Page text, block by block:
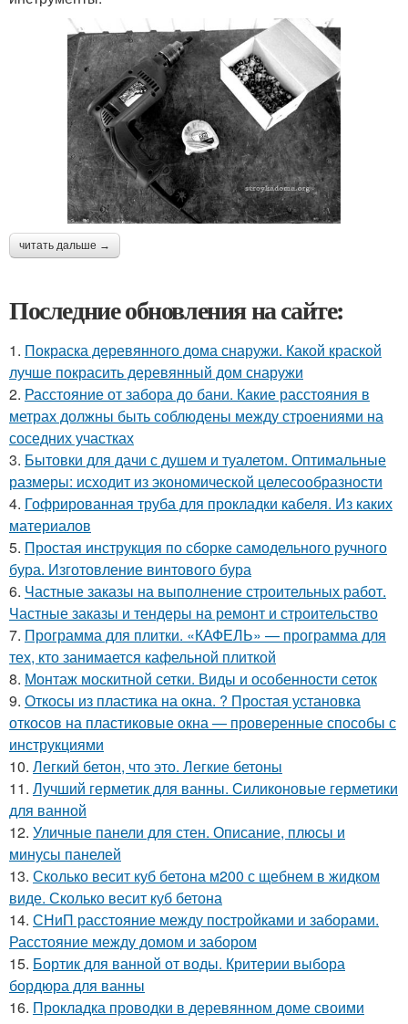
читать дальше →
Последние обновления на сайте:
1. Покраска деревянного дома снаружи. Какой краской
лучше покрасить деревянный дом снаружи
2. Расстояние от забора до бани. Какие расстояния в
метрах должны быть соблюдены между строениями на
соседних участках
3. Бытовки для дачи с душем и туалетом. Оптимальные
размеры: исходит из экономической целесообразности
4. Гофрированная труба для прокладки кабеля. Из каких
материалов
5. Простая инструкция по сборке самодельного ручного
бура. Изготовление винтового бура
6. Частные заказы на выполнение строительных работ.
Частные заказы и тендеры на ремонт и строительство
7. Программа для плитки. «КАФЕЛЬ» — программа для
тех, кто занимается кафельной плиткой
8. Монтаж москитной сетки. Виды и особенности сеток
9. Откосы из пластика на окна. ? Простая установка
откосов на пластиковые окна — проверенные способы с
инструкциями
10. Легкий бетон, что это. Легкие бетоны
11. Лучший герметик для ванны. Силиконовые герметики
для ванной
12. Уличные панели для стен. Описание, плюсы и
минусы панелей
13. Сколько весит куб бетона м200 с щебнем в жидком
виде. Сколько весит куб бетона
14. СНиП расстояние между постройками и заборами.
Расстояние между домом и забором
15. Бортик для ванной от воды. Критерии выбора
бордюра для ванны
16. Прокладка проводки в деревянном доме своими